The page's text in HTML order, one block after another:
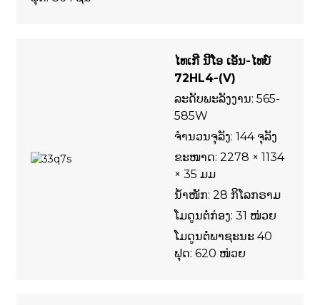
ໄທເກີ ນີໂອ ເອັນ-ໄທບ໌
72HL4-(V)
ລະດັບພະລັງງານ: 565-
585W
ຈຳນວນຈຸລັງ: 144 ຈຸລັງ
ຂະໜາດ: 2278 × 1134
× 35 ມມ
ນ້ຳໜັກ: 28 ກິໂລກຣາມ
ໂມດູນຕໍ່ກ່ອງ: 31 ໜ່ວຍ
ໂມດູນຕໍ່ພາຊະນະ 40
ຟຸດ: 620 ໜ່ວຍ